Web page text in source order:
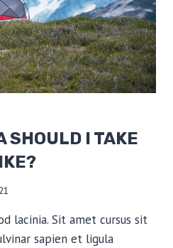
SHOULD I TAKE
lacinia. Sit amet cursus sit
sapien et ligula